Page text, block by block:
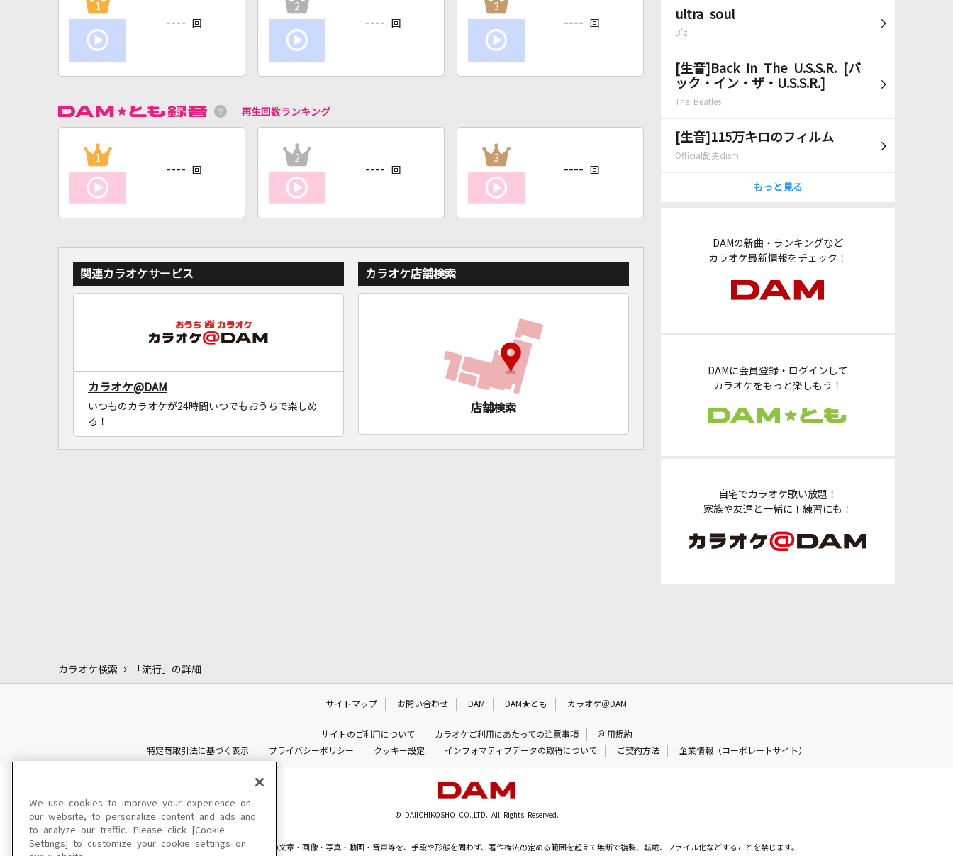
ultra soul
B'z
[生音]Back In The U.S.S.R. [バ
ック・イン・ザ・U.S.S.R.]
The Beatles
[生音]115万キロのフィルム
Official髭男dism
もっと見る
DAMの新曲・ランキングなど
カラオケ最新情報をチェック！
DAMに会員登録・ログインして
カラオケをもっと楽しもう！
自宅でカラオケ歌い放題！
家族や友達と一緒に！練習にも！
1
---- 回
----
2
---- 回
----
3
---- 回
----
再生回数ランキング
1
---- 回
----
2
---- 回
----
3
---- 回
----
関連カラオケサービス
カラオケ@DAM
いつものカラオケが24時間いつでもおうちで楽しめ
る！
カラオケ店舗検索
店舗検索
カラオケ検索 「流行」の詳細
サイトマップ お問い合わせ DAM DAM★とも カラオケ＠DAM
サイトのご利用について カラオケご利用にあたっての注意事項
利用規約
特定商取引法に基づく表示
プライバシーポリシー クッキー設定 インフォマティブデータの取得について ご契約方法 企業情報（コーポレートサイト）
© DAIICHIKOSHO CO.,LTD. All Rights Reserved.
このサイトに掲載されている一切の文章・画像・写真・動画・音声等を、手段や形態を問わず、著作権法の定める範囲を超えて無断で複製、転載、ファイル化などすることを禁じます。
We use cookies to improve your experience on
our website, to personalize content and ads and
to analyze our traffic. Please click [Cookie
Settings] to customize your cookie settings on